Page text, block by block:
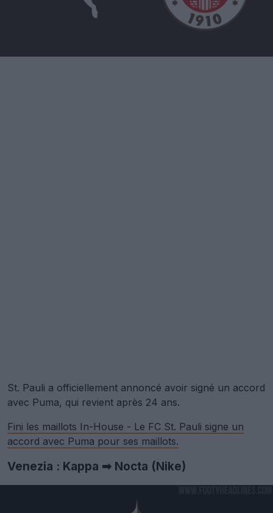
St. Pauli a officiellement annoncé avoir signé un accord
avec Puma, qui revient après 24 ans.
Fini les maillots In-House - Le FC St. Pauli signe un
accord avec Puma pour ses maillots.
Venezia : Kappa ➡ Nocta (Nike)